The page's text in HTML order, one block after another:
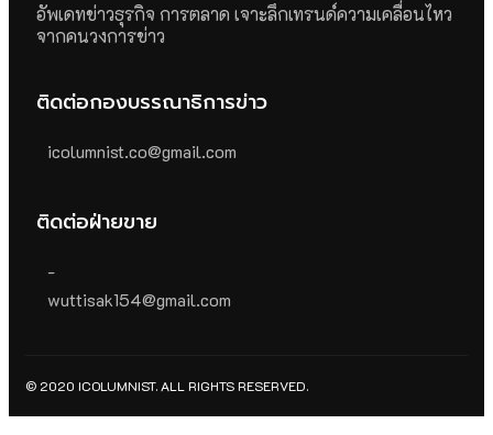
อัพเดทข่าวธุรกิจ การตลาด เจาะลึกเทรนด์ความเคลื่อนไหว
จากคนวงการข่าว
ติดต่อกองบรรณาธิการข่าว
icolumnist.co@gmail.com
ติดต่อฝ่ายขาย
-
wuttisak154@gmail.com
© 2020 ICOLUMNIST. ALL RIGHTS RESERVED.